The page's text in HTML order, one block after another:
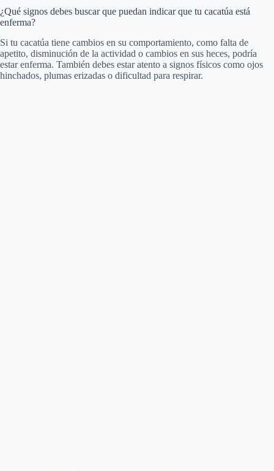
¿Qué signos debes buscar que puedan indicar que tu cacatúa está
enferma?
Si tu cacatúa tiene cambios en su comportamiento, como falta de
apetito, disminución de la actividad o cambios en sus heces, podría
estar enferma. También debes estar atento a signos físicos como ojos
hinchados, plumas erizadas o dificultad para respirar.